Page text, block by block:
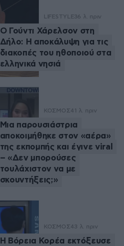
LIFESTYLE36 λ. πριν
Ο Γούντι Χάρελσον στη
Δήλο: Η αποκάλυψη για τις
διακοπές του ηθοποιού στα
ελληνικά νησιά
ΚΟΣΜΟΣ41 λ. πριν
Μια παρουσιάστρια
αποκοιμήθηκε στον «αέρα»
της εκπομπής και έγινε viral
– «Δεν μπορούσες
τουλάχιστον να με
σκουντήξεις;»
ΚΟΣΜΟΣ43 λ. πριν
Η Βόρεια Κορέα εκτόξευσε